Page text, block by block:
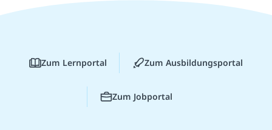
Zum Lernportal Zum Ausbildungsportal
Zum Jobportal